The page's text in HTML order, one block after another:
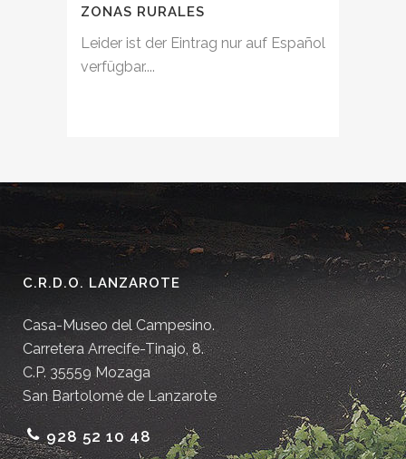
ZONAS RURALES
Leider ist der Eintrag nur auf Español
verfügbar....
C.R.D.O. LANZAROTE
Casa-Museo del Campesino.
Carretera Arrecife-Tinajo, 8.
C.P. 35559 Mozaga
San Bartolomé de Lanzarote
928 52 10 48